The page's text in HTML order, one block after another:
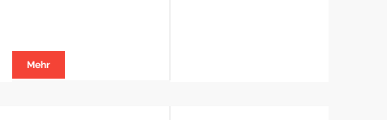
Mehr